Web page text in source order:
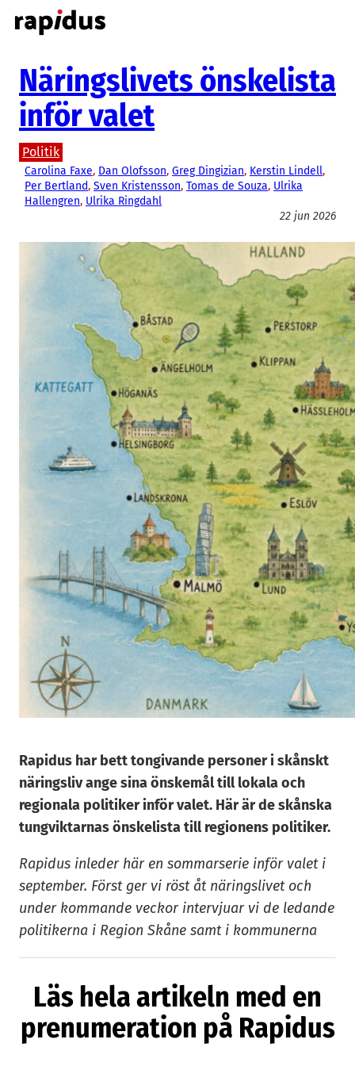
Hoppa
till
Näringslivets önskelista
inför valet
Politik
Carolina Faxe, Dan Olofsson, Greg Dingizian, Kerstin Lindell
Per Bertland, Sven Kristensson, Tomas de Souza, Ulrika
Hallengren, Ulrika Ringdahl
22 jun 2026
Rapidus har bett tongivande personer i skånskt
näringsliv ange sina önskemål till lokala och
regionala politiker inför valet. Här är de skånska
tungviktarnas önskelista till regionens politiker.
Rapidus inleder här en sommarserie inför valet i
september. Först ger vi röst åt näringslivet och
under kommande veckor intervjuar vi de ledande
politikerna i Region Skåne samt i kommunerna
Några av de tillfrågade svarar kortfattat eller
svepande. Doxas Greg Dingizian skriver
exempelvis i ett kort svar att han ”är genuint
Läs hela artikeln med en
prenumeration på Rapidus